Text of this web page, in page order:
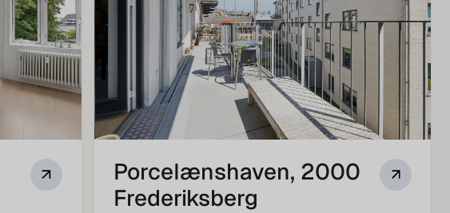
Porcelænshaven, 2000
Frederiksberg